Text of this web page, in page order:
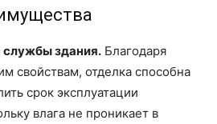
службы здания. Благодаря
свойствам, отделка способна
срок эксплуатации
влага не проникает в